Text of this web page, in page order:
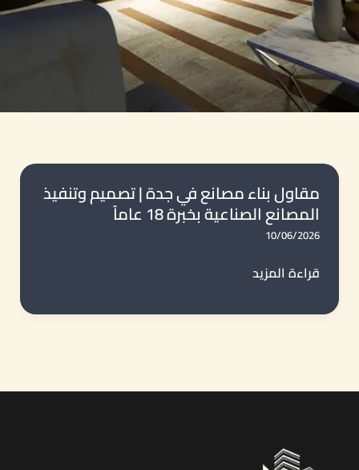
مقاول بناء مصانع في جدة | تصميم وتنفيذ
المصانع الصناعية بخبرة 18 عاماً
10/06/2026
مقاول
مصانع
|
المصانع
قراءة المزيد